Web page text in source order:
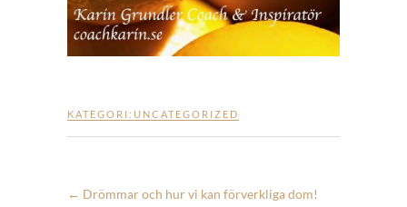
KATEGORI: UNCATEGORIZED
← Drömmar och hur vi kan förverkliga dom!